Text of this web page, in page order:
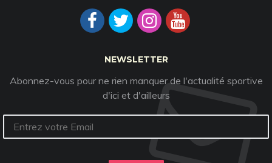
NEWSLETTER
Abonnez-vous pour ne rien manquer de l'actualité sportive
d'ici et d'ailleurs